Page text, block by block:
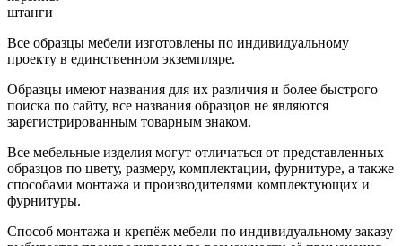
штанги
Все образцы мебели изготовлены по индивидуальному
проекту в единственном экземпляре.
Образцы имеют названия для их различия и более быстрого
поиска по сайту, все названия образцов не являются
зарегистрированным товарным знаком.
Все мебельные изделия могут отличаться от представленных
образцов по цвету, размеру, комплектации, фурнитуре, а также
способами монтажа и производителями комплектующих и
фурнитуры.
Способ монтажа и крепёж мебели по индивидуальному заказу